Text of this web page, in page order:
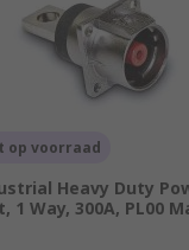
op voorraad
Heavy Duty
1 Way, 300A, PL00